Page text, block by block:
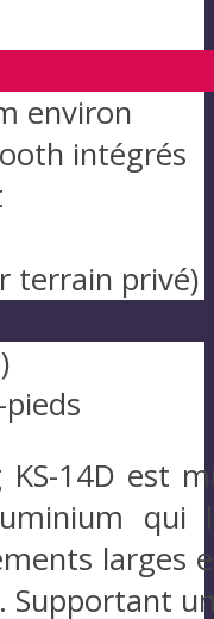
environ
intégrés
terrain privé)
KS-14D est
qui
larges